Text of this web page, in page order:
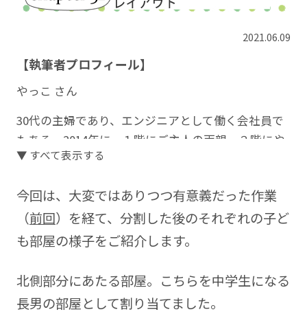
2021.06.09
【執筆者プロフィール】
やっこ さん
30代の主婦であり、エンジニアとして働く会社員で
もある。2014年に、１階にご主人の両親、２階にや
っこさんご家族（ご主人＋男児２人）が暮らす二世
家づくりの完成までの記録にとどまらず、完成後に
は図面では解らなかった使い勝手・デザインへの感
想、また使いやすくするための細やかな工夫等の情
ーさんです。
Blog https://iemonokoto.blog.jp/
▼ すべて表示する
今回は、大変ではありつつ有意義だった作業
（前回）を経て、分割した後のそれぞれの子ど
も部屋の様子をご紹介します。
北側部分にあたる部屋。こちらを中学生になる
長男の部屋として割り当てました。